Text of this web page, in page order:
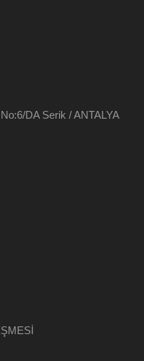
DA Serik / ANTALYA